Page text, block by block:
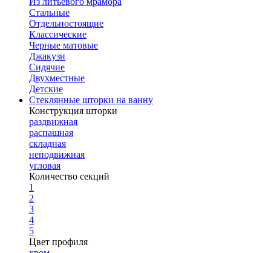
Стальные
Отдельностоящие
Классические
Черные матовые
Джакузи
Сидячие
Двухместные
Детские
Стеклянные шторки на ванну
Конструкция шторки
раздвижная
распашная
складная
неподвижная
угловая
Количество секций
1
2
3
4
5
Цвет профиля